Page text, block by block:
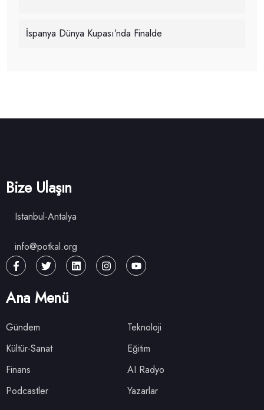
İspanya Dünya Kupası’nda Finalde
Bize Ulaşın
Istanbul-Antalya
info@potkal.org
Ana Menü
Gündem
Teknoloji
Kültür-Sanat
Eğitim
Finans
AI Radyo
Podcastler
Yazarlar